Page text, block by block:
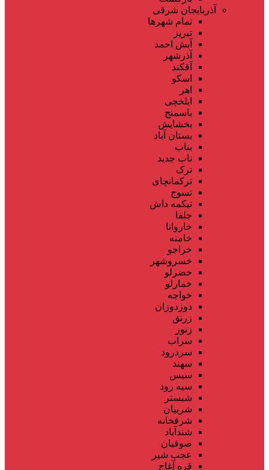
آذربایجان شرقی
تمام شهر‌ها
تبریز
آبش احمد
آذرشهر
آقکند
اسکو
اهر
ایلخچی
باسمنج
بخشایش
بستان آباد
بناب
ناب جدید
ترک
ترکمانچای
تسوج
تیکمه داش
جلفا
خاروانا
خامنه
خراجو
خسروشهر
خضرلو
خمارلو
خواجه
دوزدوزان
زرنق
زنوز
سراب
سردرود
سهند
سیس
سیه رود
شبستر
شربیان
شرفخانه
شندآباد
صوفیان
عجب شیر
قره آغاج